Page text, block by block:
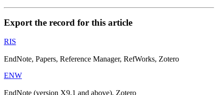
Export the record for this article
RIS
EndNote, Papers, Reference Manager, RefWorks, Zotero
ENW
EndNote (version X9.1 and above), Zotero